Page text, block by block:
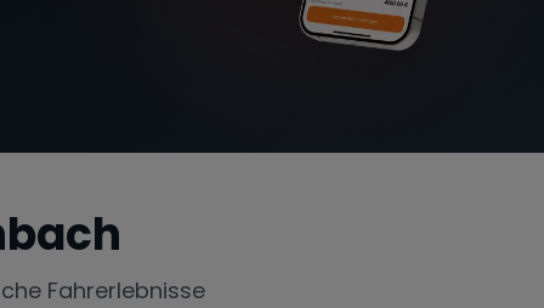
Fahrerlebnisse